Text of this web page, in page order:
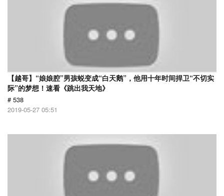
【越哥】“娘娘腔”男孩蜕变成“白天鹅”，他用十年时间捍卫“不切实
际”的梦想！速看《跳出我天地》
# 538
2019-05-27 05:51